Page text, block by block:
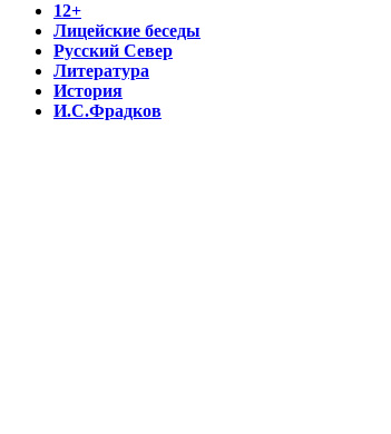
12+
Лицейские беседы
Русский Север
Литература
История
И.С.Фрадков